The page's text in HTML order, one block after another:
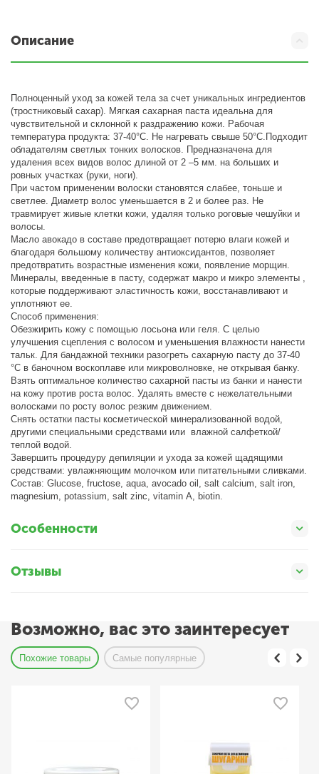
Описание
Полноценный уход за кожей тела за счет уникальных ингредиентов
(тростниковый сахар). Мягкая сахарная паста идеальна для
чувствительной и склонной к раздражению кожи. Рабочая
температура продукта: 37-40°С. Не нагревать свыше 50°С.Подходит
обладателям светлых тонких волосков. Предназначена для
удаления всех видов волос длиной от 2 –5 мм. на больших и
ровных участках (руки, ноги).
При частом применении волоски становятся слабее, тоньше и
светлее. Диаметр волос уменьшается в 2 и более раз. Не
травмирует живые клетки кожи, удаляя только роговые чешуйки и
волосы.
Масло авокадо в составе предотвращает потерю влаги кожей и
благодаря большому количеству антиоксидантов, позволяет
предотвратить возрастные изменения кожи, появление морщин.
Минералы, введенные в пасту, содержат макро и микро элементы ,
которые поддерживают эластичность кожи, восстанавливают и
уплотняют ее.
Способ применения:
Обезжирить кожу с помощью лосьона или геля. С целью
улучшения сцепления с волосом и уменьшения влажности нанести
тальк. Для бандажной техники разогреть сахарную пасту до 37-40
°C в баночном воскоплаве или микроволновке, не открывая банку.
Взять оптимальное количество сахарной пасты из банки и нанести
на кожу против роста волос. Удалять вместе с нежелательными
волосками по росту волос резким движением.
Снять остатки пасты косметической минерализованной водой,
другими специальными средствами или влажной салфеткой/
теплой водой.
Завершить процедуру депиляции и ухода за кожей щадящими
средствами: увлажняющим молочком или питательными сливками.
Состав: Glucose, fructose, aqua, avocado oil, salt calcium, salt iron,
magnesium, potassium, salt zinc, vitamin А, biotin.
Особенности
Отзывы
Возможно, вас это заинтересует
Похожие товары Самые популярные